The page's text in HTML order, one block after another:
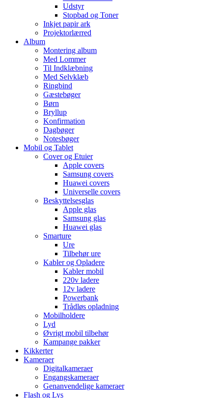
Udstyr
Stopbad og Toner
Inkjet papir ark
Projektorlærred
Album
Montering album
Med Lommer
Til Indklæbning
Med Selvklæb
Ringbind
Gæstebøger
Børn
Bryllup
Konfirmation
Dagbøger
Notesbøger
Mobil og Tablet
Cover og Etuier
Apple covers
Samsung covers
Huawei covers
Universelle covers
Beskyttelsesglas
Apple glas
Samsung glas
Huawei glas
Smarture
Ure
Tilbehør ure
Kabler og Opladere
Kabler mobil
220v ladere
12v ladere
Powerbank
Trådløs opladning
Mobilholdere
Lyd
Øvrigt mobil tilbehør
Kampange pakker
Kikkerter
Kameraer
Digitalkameraer
Engangskameraer
Genanvendelige kameraer
Flash og Lys